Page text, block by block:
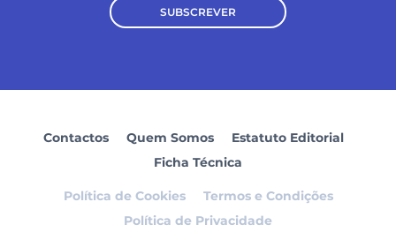
SUBSCREVER
Contactos Quem Somos
Estatuto Editorial
Ficha Técnica
Política de Cookies
Termos e Condições
Política de Privacidade